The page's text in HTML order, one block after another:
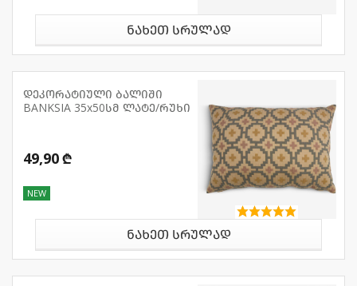
ნახეთ სრულად
დეკორატიული ბალიში
BANKSIA 35x50სმ ლატე/რუხი
49,90 ₾
NEW
ნახეთ სრულად